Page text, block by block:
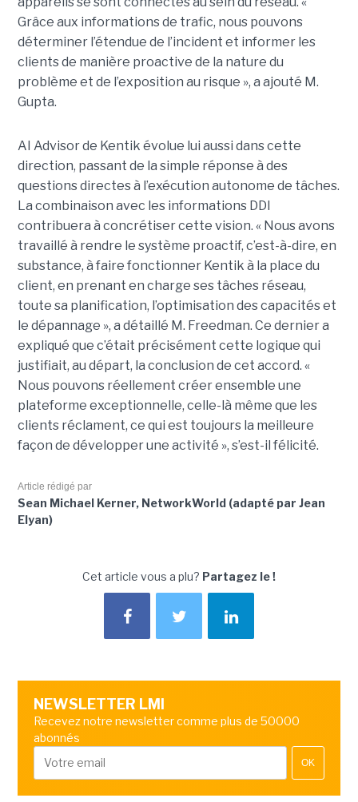
Grâce aux informations de trafic, nous pouvons
déterminer l’étendue de l’incident et informer les
clients de manière proactive de la nature du
problème et de l’exposition au risque », a ajouté M.
Gupta.
AI Advisor de Kentik évolue lui aussi dans cette
direction, passant de la simple réponse à des
questions directes à l’exécution autonome de tâches.
La combinaison avec les informations DDI
contribuera à concrétiser cette vision. « Nous avons
travaillé à rendre le système proactif, c’est-à-dire, en
substance, à faire fonctionner Kentik à la place du
client, en prenant en charge ses tâches réseau,
toute sa planification, l’optimisation des capacités et
le dépannage », a détaillé M. Freedman. Ce dernier a
expliqué que c’était précisément cette logique qui
justifiait, au départ, la conclusion de cet accord. «
Nous pouvons réellement créer ensemble une
plateforme exceptionnelle, celle-là même que les
clients réclament, ce qui est toujours la meilleure
façon de développer une activité », s’est-il félicité.
Article rédigé par
Sean Michael Kerner, NetworkWorld (adapté par Jean
Elyan)
Cet article vous a plu? Partagez le !
NEWSLETTER LMI
Recevez notre newsletter comme plus de 50000
abonnés
OK